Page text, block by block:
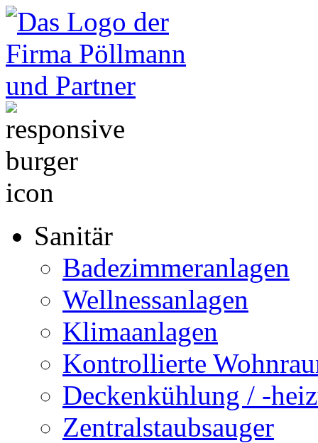
Sanitär
Badezimmeranlagen
Wellnessanlagen
Klimaanlagen
Kontrollierte
Deckenkühlung / -
Zentralstaubsauger